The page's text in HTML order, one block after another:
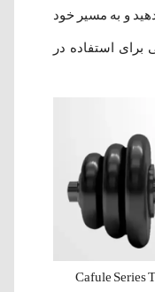
و به مسیر خود
برای استفاده در